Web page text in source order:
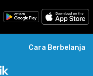
Cara Berbelanja